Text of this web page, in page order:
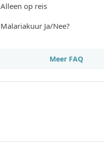
Alleen op reis
Malariakuur Ja/Nee?
Meer FAQ